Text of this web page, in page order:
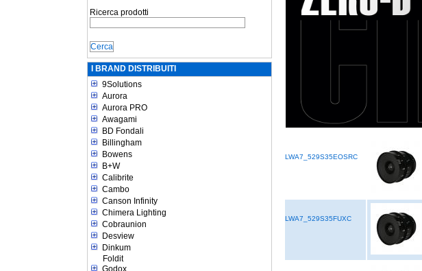
Ricerca prodotti
I BRAND DISTRIBUITI
9Solutions
Aurora
Aurora PRO
Awagami
BD Fondali
Billingham
Bowens
B+W
Calibrite
Cambo
Canson Infinity
Chimera Lighting
Cobraunion
Desview
Dinkum
Foldit
Godox
LWA7_529S35EOSRC
LWA7_529S35FUXC